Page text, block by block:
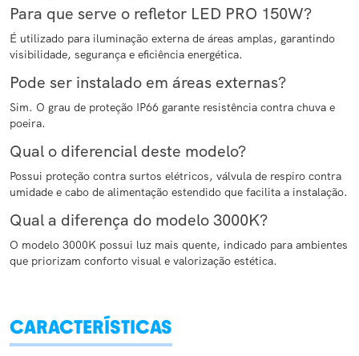
Para que serve o refletor LED PRO 150W?
É utilizado para iluminação externa de áreas amplas, garantindo
visibilidade, segurança e eficiência energética.
Pode ser instalado em áreas externas?
Sim. O grau de proteção IP66 garante resistência contra chuva e
poeira.
Qual o diferencial deste modelo?
Possui proteção contra surtos elétricos, válvula de respiro contra
umidade e cabo de alimentação estendido que facilita a instalação.
Qual a diferença do modelo 3000K?
O modelo 3000K possui luz mais quente, indicado para ambientes
que priorizam conforto visual e valorização estética.
CARACTERÍSTICAS